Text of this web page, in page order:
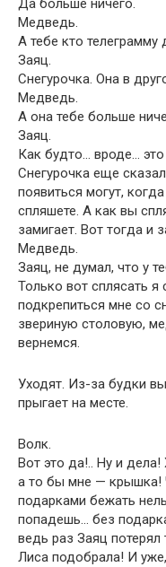
Да больше ничего.
Медведь.
А тебе кто телеграмму
Заяц.
Снегурочка. Она в
Медведь.
А она тебе больше
Заяц.
Как будто… вроде…
Снегурочка еще
появиться могут,
спляшете. А как вы
замигает. Вот тогда и
Медведь.
Заяц, не думал, что у
Только вот сплясать я
подкрепиться мне со
звериную столовую,
вернемся.
Уходят. Из-за будки
прыгает на месте.
Волк.
Вот это да!.. Ну и
а то бы мне — крышка!
подарками бежать
попадешь… без
ведь раз Заяц потерял
Лиса подобрала! И